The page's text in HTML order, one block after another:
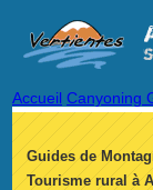
Accueil Canyoning
Guides de
Tourisme rural à